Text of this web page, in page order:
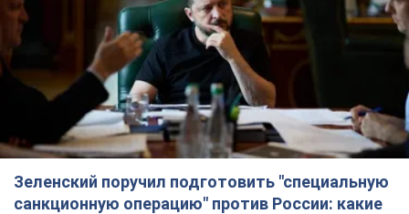
Зеленский поручил подготовить "специальную
санкционную операцию" против России: какие